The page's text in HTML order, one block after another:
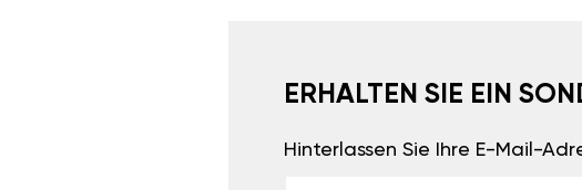
ERHALTEN SIE EIN
Hinterlassen Sie Ihre E-Mail-